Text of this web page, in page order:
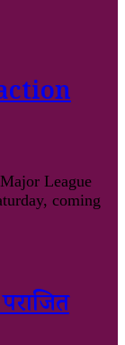
League
coming